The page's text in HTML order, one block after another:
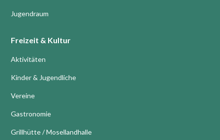
Jugendraum
Freizeit & Kultur
Aktivitäten
Kinder & Jugendliche
Vereine
Gastronomie
Grillhütte / Mosellandhalle